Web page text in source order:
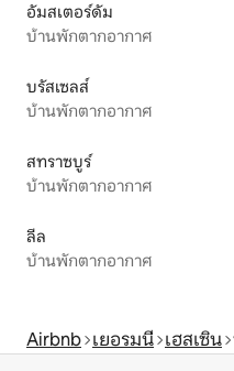
อัมสเตอร์ดัม
บ้านพักตากอากาศ
บรัสเซลส์
บ้านพักตากอากาศ
สทราซบูร์
บ้านพักตากอากาศ
ลีล
บ้านพักตากอากาศ
Airbnb เยอรมนี เฮสเซิน